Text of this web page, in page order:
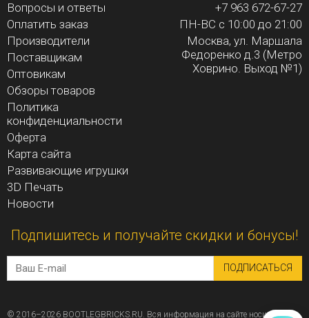
Вопросы и ответы
Оплатить заказ
Производители
Поставщикам
Оптовикам
Обзоры товаров
Политика
конфиденциальности
Оферта
Карта сайта
Развивающие игрушки
3D Печать
Новости
+7 963 672-67-27
ПН-ВС с 10:00 до 21:00
Москва, ул. Маршала
Федоренко д.3 (Метро
Ховрино. Выход №1)
Подпишитесь и получайте скидки и бонусы!
ПОДПИСАТЬСЯ
© 2016–2026 BOOTLEGBRICKS.RU. Вся информация на сайте носит